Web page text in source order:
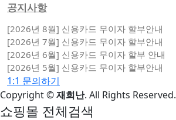
공지사항
[2026년 8월] 신용카드 무이자 할부안내
[2026년 7월] 신용카드 무이자 할부안내
[2026년 6월] 신용카드 무이자 할부 안내
[2026년 5월] 신용카드 무이자 할부안내
1:1 문의하기
Copyright©재희난. All Rights Reserved.
쇼핑몰 전체검색